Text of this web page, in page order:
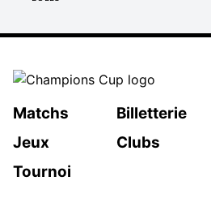
Matchs Billetterie
Jeux
Clubs
Tournoi